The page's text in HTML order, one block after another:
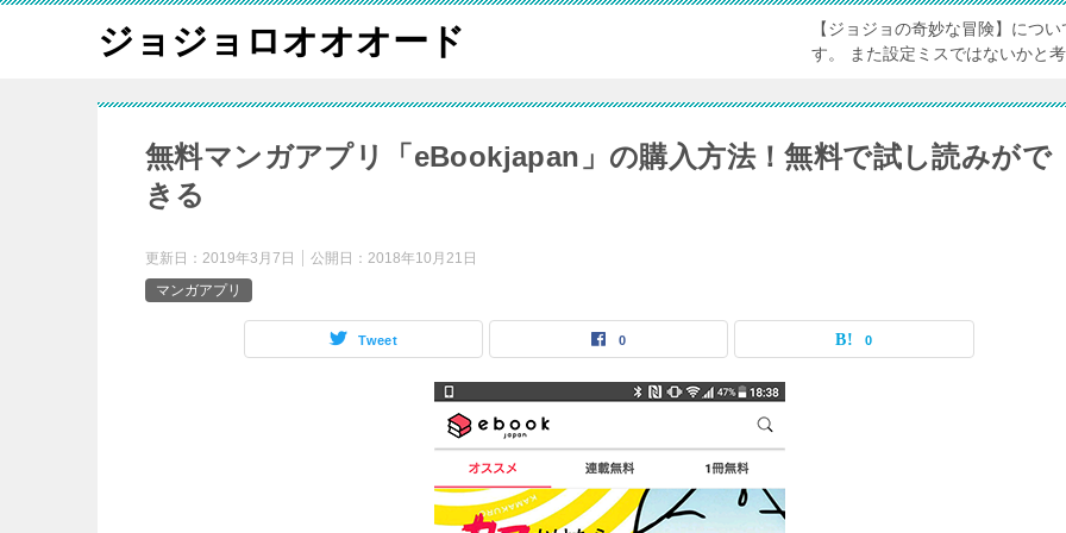
ジョジョロオオオード
【ジョジョの奇妙な冒険】につ
す。 また設定ミスではないかと
無料マンガアプリ「eBookjapan」の購入方法！無料で試し読みがで
きる
更新日： 2019年3月7日 公開日： 2018年10月21日
マンガアプリ
Tweet 0 0